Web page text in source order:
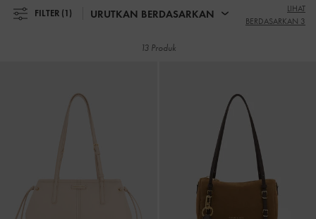
sehari-hari. Saat siang, padukan tas bahu hitam klasik
dengan t-shirt dan jeans santai. Saat malam tiba,
bahu textured dan patterned yang menarik
FILTER (1) URUTKAN BERDASARKAN
LIHAT
BERDASARKAN 3
13 Produk